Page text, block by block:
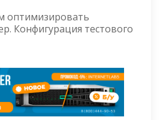
оптимизировать
Конфигурация тестового